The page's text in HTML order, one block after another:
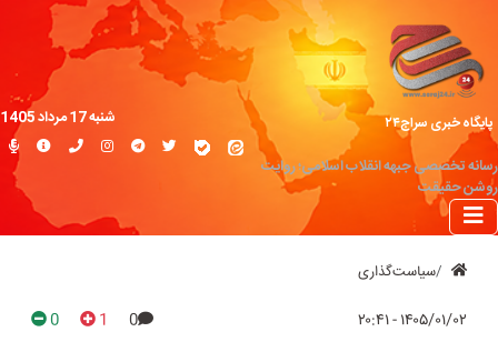
پایگاه خبری سراج۲۴
رسانه تخصصی جبهه انقلاب اسلامی؛ روایت
روشن حقیقت
شنبه 17 مرداد 1405
سیاست‌گذاری
۱۴۰۵/۰۱/۰۲ - ۲۰:۴۱ 0
1
0